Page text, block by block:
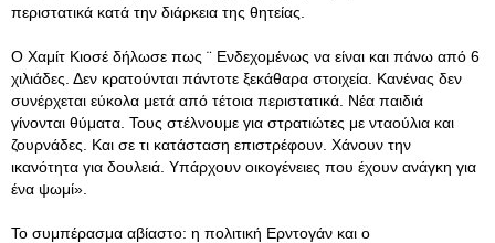
περιστατικά κατά την διάρκεια της θητείας.
Ο Χαμίτ Κιοσέ δήλωσε πως ¨ Ενδεχομένως να είναι και πάνω από 6
χιλιάδες. Δεν κρατούνται πάντοτε ξεκάθαρα στοιχεία. Κανένας δεν
συνέρχεται εύκολα μετά από τέτοια περιστατικά. Νέα παιδιά
γίνονται θύματα. Τους στέλνουμε για στρατιώτες με νταούλια και
ζουρνάδες. Και σε τι κατάσταση επιστρέφουν. Χάνουν την
ικανότητα για δουλειά. Υπάρχουν οικογένειες που έχουν ανάγκη για
ένα ψωμί».
Το συμπέρασμα αβίαστο: η πολιτική Ερντογάν και ο